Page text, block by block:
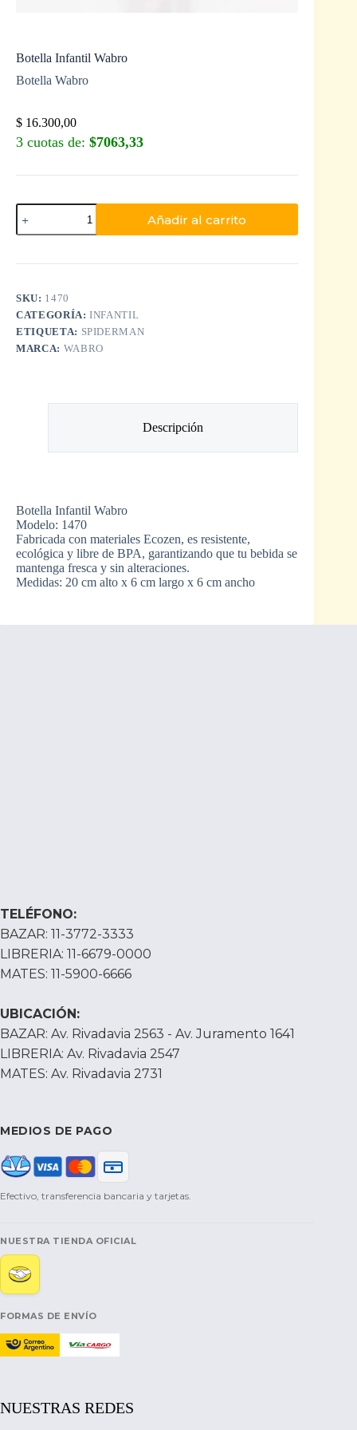
Botella Infantil Wabro
Botella Wabro
$ 16.300,00
3 cuotas de: $7063,33
Añadir al carrito
SKU: 1470
CATEGORÍA:INFANTIL
ETIQUETA: SPIDERMAN
MARCA: WABRO
Descripción
Botella Infantil Wabro
Modelo: 1470
Fabricada con materiales Ecozen, es resistente,
ecológica y libre de BPA, garantizando que tu bebida se
mantenga fresca y sin alteraciones.
Medidas: 20 cm alto x 6 cm largo x 6 cm ancho
TELÉFONO:
BAZAR: 11-3772-3333
LIBRERIA: 11-6679-0000
MATES: 11-5900-6666
UBICACIÓN:
BAZAR: Av. Rivadavia 2563 - Av. Juramento 1641
LIBRERIA: Av. Rivadavia 2547
MATES: Av. Rivadavia 2731
MEDIOS DE PAGO
Efectivo, transferencia bancaria y tarjetas.
NUESTRA TIENDA OFICIAL
FORMAS DE ENVÍO
NUESTRAS REDES